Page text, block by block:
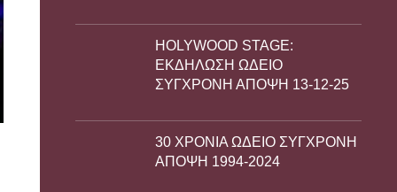
HOLYWOOD STAGE:
ΕΚΔΗΛΩΣΗ ΩΔΕΙΟ
ΣΥΓΧΡΟΝΗ ΑΠΟΨΗ 13-12-25
30 ΧΡΟΝΙΑ ΩΔΕΙΟ ΣΥΓΧΡΟΝΗ
ΑΠΟΨΗ 1994-2024